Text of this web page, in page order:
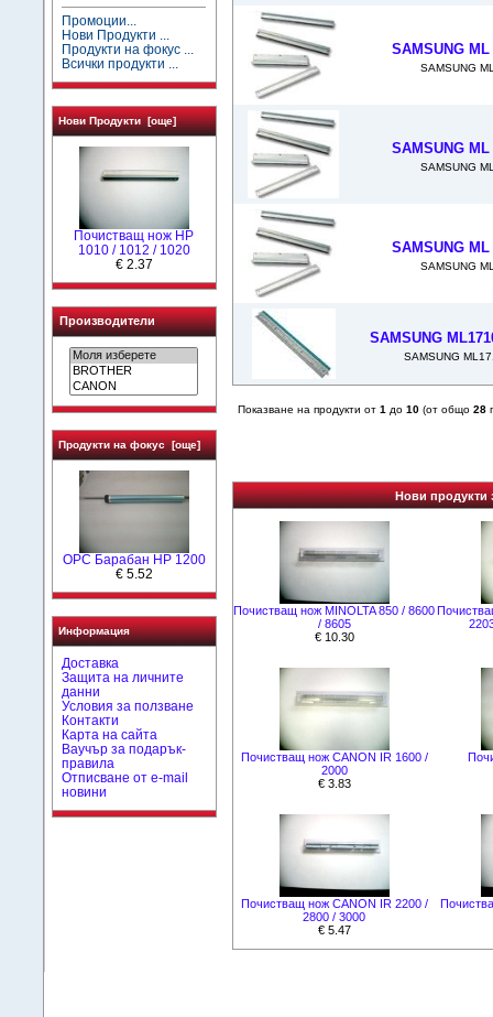
Промоции...
Нови Продукти ...
Продукти на фокус ...
Всички продукти ...
Нови Продукти [още]
Почистващ нож HP
1010 / 1012 / 1020
€ 2.37
Производители
Продукти на фокус [още]
OPC Барабан HP 1200
€ 5.52
Информация
Доставка
Защита на личните
данни
Условия за ползване
Контакти
Карта на сайта
Ваучър за подарък-
правила
Отписване от e-mail
новини
SAMSUNG
SAMSUNG
SAMSUNG
SAMSUNG
SAMSUNG
SAMSUNG
SAMSUNG
SAMSUNG
Показване на продукти от 1 до 10(от общо 28
Нови продукти
Почистващ нож MINOLTA 850 / 8600
/ 8605
€ 10.30
Почистващ нож CANON IR 1600 /
2000
€ 3.83
Почистващ нож CANON IR 2200 /
2800 / 3000
€ 5.47